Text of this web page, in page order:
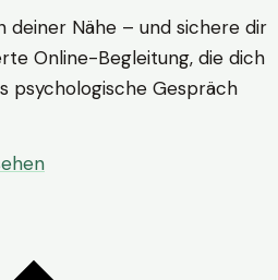
deiner Nähe – und sichere dir
Online-Begleitung, die dich
psychologische Gespräch